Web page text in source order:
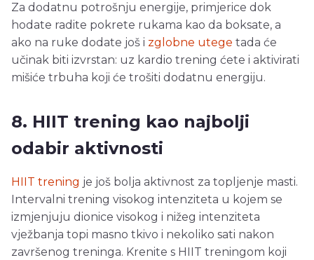
Za dodatnu potrošnju energije, primjerice dok
hodate radite pokrete rukama kao da boksate, a
ako na ruke dodate još i zglobne utege tada će
učinak biti izvrstan: uz kardio trening ćete i aktivirati
mišiće trbuha koji će trošiti dodatnu energiju.
8. HIIT trening kao najbolji
odabir aktivnosti
HIIT trening je još bolja aktivnost za topljenje masti.
Intervalni trening visokog intenziteta u kojem se
izmjenjuju dionice visokog i nižeg intenziteta
vježbanja topi masno tkivo i nekoliko sati nakon
završenog treninga. Krenite s HIIT treningom koji